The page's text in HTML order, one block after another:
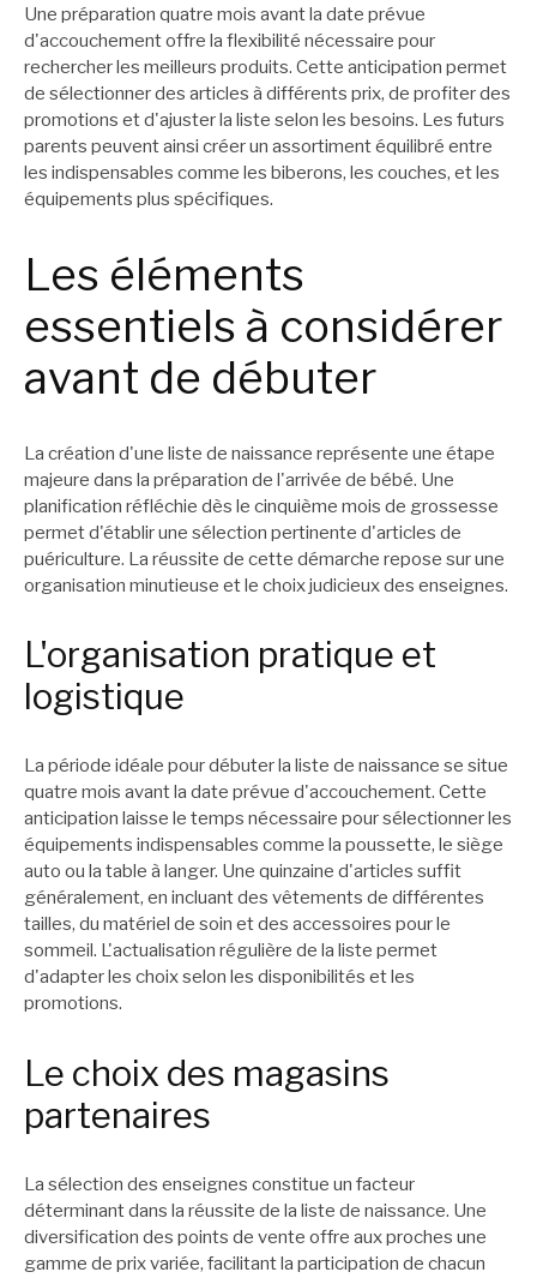
Une préparation quatre mois avant la date prévue
d'accouchement offre la flexibilité nécessaire pour
rechercher les meilleurs produits. Cette anticipation permet
de sélectionner des articles à différents prix, de profiter des
promotions et d'ajuster la liste selon les besoins. Les futurs
parents peuvent ainsi créer un assortiment équilibré entre
les indispensables comme les biberons, les couches, et les
équipements plus spécifiques.
Les éléments
essentiels à considérer
avant de débuter
La création d'une liste de naissance représente une étape
majeure dans la préparation de l'arrivée de bébé. Une
planification réfléchie dès le cinquième mois de grossesse
permet d'établir une sélection pertinente d'articles de
puériculture. La réussite de cette démarche repose sur une
organisation minutieuse et le choix judicieux des enseignes.
L'organisation pratique et
logistique
La période idéale pour débuter la liste de naissance se situe
quatre mois avant la date prévue d'accouchement. Cette
anticipation laisse le temps nécessaire pour sélectionner les
équipements indispensables comme la poussette, le siège
auto ou la table à langer. Une quinzaine d'articles suffit
généralement, en incluant des vêtements de différentes
tailles, du matériel de soin et des accessoires pour le
sommeil. L'actualisation régulière de la liste permet
d'adapter les choix selon les disponibilités et les
promotions.
Le choix des magasins
partenaires
La sélection des enseignes constitue un facteur
déterminant dans la réussite de la liste de naissance. Une
diversification des points de vente offre aux proches une
gamme de prix variée, facilitant la participation de chacun